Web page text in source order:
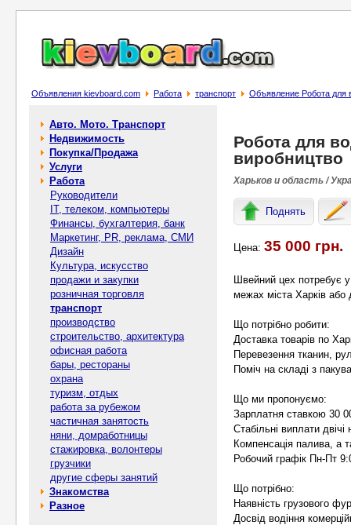
Объявления kievboard.com Работа транспорт Объявление Робота для
Авто. Мото. Транспорт
Недвижимость
Покупка/Продажа
Услуги
Работа
Руководители
IT, телеком, компьютеры
Финансы, бухгалтерия, банк
Маркетинг, PR, реклама, СМИ
Дизайн
Культура, искусство
продажи и закупки
розничная торговля
транспорт
производство
строительство, архитектура
офисная работа
бары, рестораны
охрана
туризм, отдых
работа за рубежом
частичная занятость
няни, домработницы
стажировка, волонтеры
грузчики
другие сферы занятий
Знакомства
Разное
Робота для
виробництво
Харьков и область /
Поднять
Цена: 35 000 грн.
Швейний цех потребує
межах міста Харків або
Що потрібно робити:
Доставка товарів по
Перевезення тканин,
Поміч на складі з
Що ми пропонуємо:
Зарплатня ставкою 30
Стабільні виплати двічі
Компенсація палива, а
Робочий графік Пн-Пт
Що потрібно:
Наявність грузового
Досвід водіння